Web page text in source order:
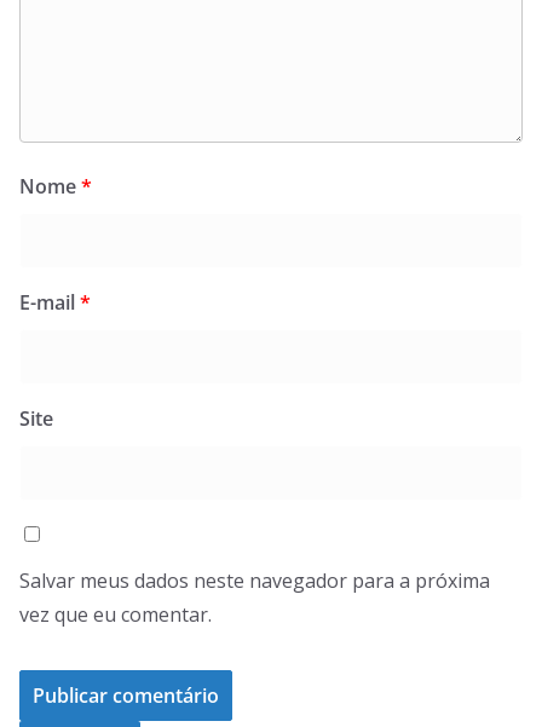
Nome*
E-mail*
Site
Salvar meus dados neste navegador para a próxima
vez que eu comentar.